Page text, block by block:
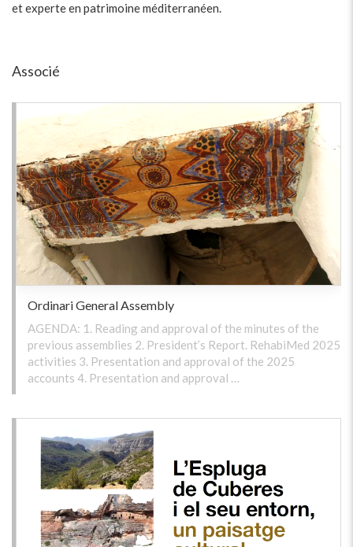
et experte en patrimoine méditerranéen.
Associé
Ordinari General Assembly
AGENDA: 1. Reading and approval of the minutes of the
previous assemblies 2. President’s Report. RehabiMed 2025
activities 3. Presentation and approval of the 2025
accounts 4. Presentation and approval …